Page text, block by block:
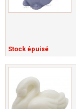
Stock épuisé